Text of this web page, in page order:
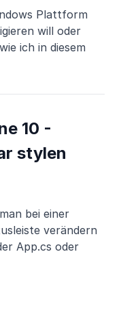
Plattform
will oder
ich in diesem
10 -
stylen
bei einer
verändern
App.cs oder